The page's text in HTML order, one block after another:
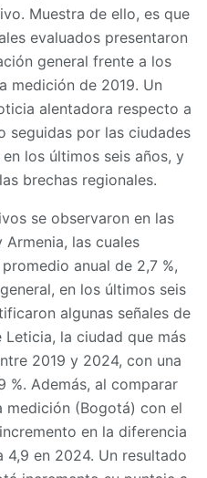
Muestra de ello, es que
evaluados presentaron
general frente a los
medición de 2019. Un
alentadora respecto a
seguidas por las ciudades
los últimos seis años, y
brechas regionales.
se observaron en las
las cuales
anual de 2,7 %,
en los últimos seis
algunas señales de
la ciudad que más
2019 y 2024, con una
%. Además, al comparar
medición (Bogotá) con el
en la diferencia
4,9 en 2024. Un resultado